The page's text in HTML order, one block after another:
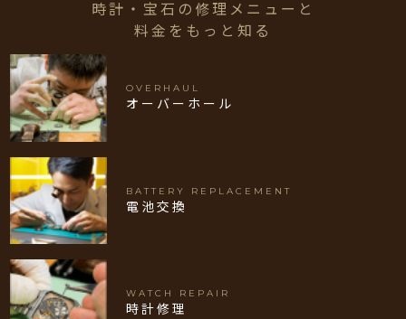
時計・宝石の修理メニューと
料金をもっと知る
OVERHAUL
オーバーホール
BATTERY REPLACEMENT
電池交換
WATCH REPAIR
時計修理